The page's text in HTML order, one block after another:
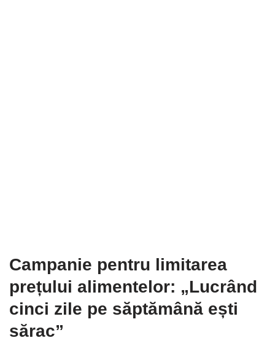
Campanie pentru limitarea
prețului alimentelor: „Lucrând
cinci zile pe săptămână ești
sărac”